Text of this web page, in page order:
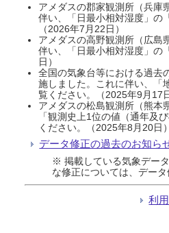
アメダスの郡家観測所（兵庫
伴い、「日最小相対湿度」の
（2026年7月22日）
アメダスの高野観測所（広島
伴い、「日最小相対湿度」の
日）
全国の気象台等における過去
施しました。これに伴い、「
覧ください。（2025年9月17日
アメダスの松島観測所（熊本
「観測史上1位の値（通年及
ください。（2025年8月20日）
データ修正の過去のお知ら
※ 掲載している気象デー
な修正については、デー
利